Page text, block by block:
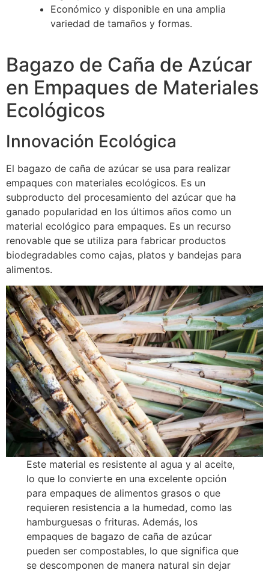
Económico y disponible en una amplia
variedad de tamaños y formas.
Bagazo de Caña de Azúcar
en Empaques de Materiales
Ecológicos
Innovación Ecológica
El bagazo de caña de azúcar se usa para realizar
empaques con materiales ecológicos. Es un
subproducto del procesamiento del azúcar que ha
ganado popularidad en los últimos años como un
material ecológico para empaques. Es un recurso
renovable que se utiliza para fabricar productos
biodegradables como cajas, platos y bandejas para
alimentos.
Este material es resistente al agua y al aceite,
lo que lo convierte en una excelente opción
para empaques de alimentos grasos o que
requieren resistencia a la humedad, como las
hamburguesas o frituras. Además, los
empaques de bagazo de caña de azúcar
pueden ser compostables, lo que significa que
se descomponen de manera natural sin dejar